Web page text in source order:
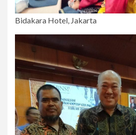
Bidakara Hotel, Jakarta